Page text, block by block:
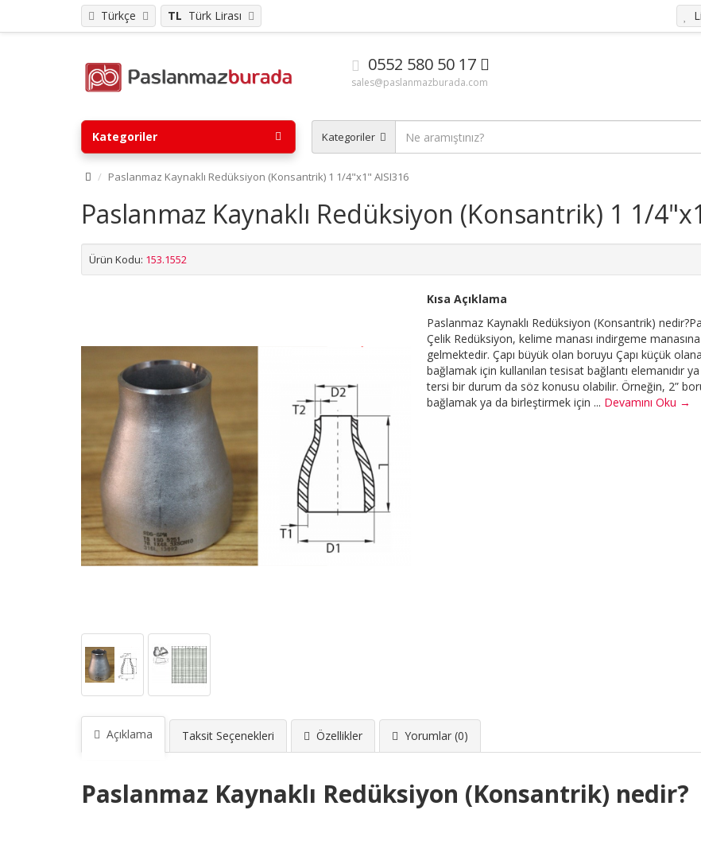
Türkçe TL Türk Lirası
0552 580 50 17
sales@paslanmazburada.com
Kategoriler
Kategoriler
Paslanmaz Kaynaklı Redüksiyon (Konsantrik) 1 1/4"x1" AISI316
Paslanmaz Kaynaklı Redüksiyon (Konsantrik) 1 1/
Ürün Kodu: 153.1552
Kısa Açıklama
Paslanmaz Kaynaklı Redüksiyon (Konsantrik)
Çelik Redüksiyon, kelime manası indirgeme manasına
gelmektedir. Çapı büyük olan boruyu Çapı küçük
bağlamak için kullanılan tesisat bağlantı elemanıdır
tersi bir durum da söz konusu olabilir. Örneğin, 2”
bağlamak ya da birleştirmek için ... Devamını Oku →
Açıklama Taksit Seçenekleri Özellikler Yorumlar (0)
Paslanmaz Kaynaklı Redüksiyon (Konsantrik) nedir?